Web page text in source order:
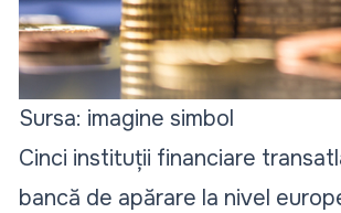
Sursa: imagine simbol
Cinci instituții financiare
bancă de apărare la nivel